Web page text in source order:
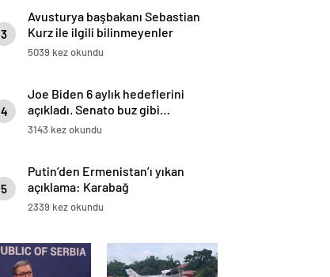
3
Avusturya başbakanı Sebastian
Kurz ile ilgili bilinmeyenler
5039 kez okundu
4
Joe Biden 6 aylık hedeflerini
açıkladı. Senato buz gibi…
3143 kez okundu
5
Putin’den Ermenistan’ı yıkan
açıklama: Karabağ
Azerbaycan’ın ayrılmaz bir
2339 kez okundu